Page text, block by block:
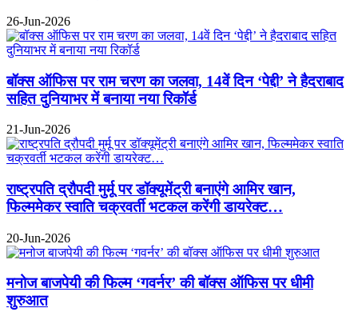
26-Jun-2026
बॉक्स ऑफिस पर राम चरण का जलवा, 14वें दिन ‘पेद्दी’ ने हैदराबाद
सहित दुनियाभर में बनाया नया रिकॉर्ड
21-Jun-2026
राष्ट्रपति द्रौपदी मुर्मू पर डॉक्यूमेंट्री बनाएंगे आमिर खान,
फिल्ममेकर स्वाति चक्रवर्ती भटकल करेंगी डायरेक्ट…
20-Jun-2026
मनोज बाजपेयी की फिल्म ‘गवर्नर’ की बॉक्स ऑफिस पर धीमी
शुरुआत